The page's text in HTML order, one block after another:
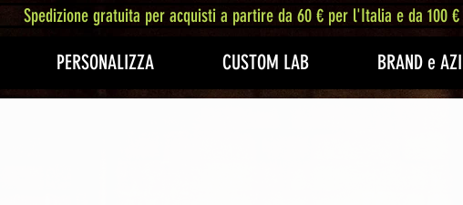
PERSONALIZZA CUSTOM LAB BRAND e
Spedizione gratuita per acquisti a partire da 60 € per l'Italia e da 100